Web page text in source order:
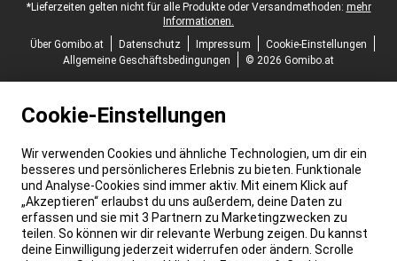
*Lieferzeiten gelten nicht für alle Produkte oder Versandmethoden: mehr
Informationen.
Über Gomibo.at
Datenschutz Impressum
Cookie-Einstellungen
Allgemeine Geschäftsbedingungen
© 2026 Gomibo.at
Cookie-Einstellungen
Wir verwenden Cookies und ähnliche Technologien, um dir ein
besseres und persönlicheres Erlebnis zu bieten. Funktionale
und Analyse-Cookies sind immer aktiv. Mit einem Klick auf
„Akzeptieren“ erlaubst du uns außerdem, deine Daten zu
erfassen und sie mit 3 Partnern zu Marketingzwecken zu
teilen. So können wir dir relevante Werbung zeigen. Du kannst
deine Einwilligung jederzeit widerrufen oder ändern. Scrolle